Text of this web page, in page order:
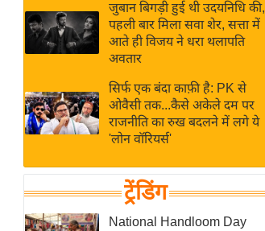
Hindi
Videos
IPL
2026
ई-पेपर
मिसाल बेमिसाल
शख्सियत
यंग इंडिया
साहित्य जगत
ऑटो वर्ल्ड
जुबान बिगड़ी हुई थी उदयनिधि की,
पहली बार मिला सवा शेर, सत्ता में
आते ही विजय ने धरा थलापति
अवतार
सिर्फ एक बंदा काफ़ी है: PK से
ओवैसी तक...कैसे अकेले दम पर
राजनीति का रुख बदलने में लगे ये
'लोन वॉरियर्स'
ट्रेंडिंग
National Handloom Day